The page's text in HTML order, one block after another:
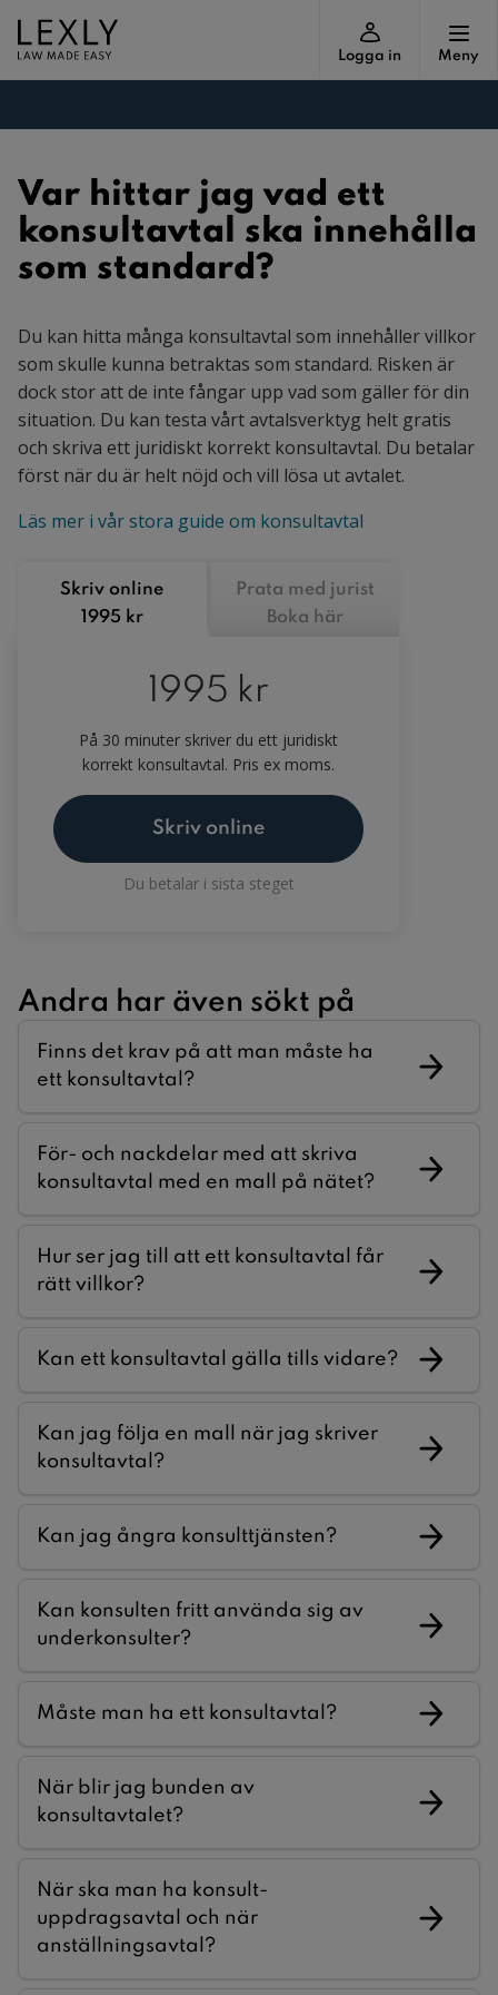
Logga in Meny
Var hittar jag vad ett
konsultavtal ska innehålla
som standard?
Du kan hitta många konsultavtal som innehåller villkor
som skulle kunna betraktas som standard. Risken är
dock stor att de inte fångar upp vad som gäller för din
situation. Du kan testa vårt avtalsverktyg helt gratis
och skriva ett juridiskt korrekt konsultavtal. Du betalar
först när du är helt nöjd och vill lösa ut avtalet.
Läs mer i vår stora guide om konsultavtal
Skriv online
1995 kr
Prata med jurist
Boka här
1995 kr
På 30 minuter skriver du ett juridiskt
korrekt konsultavtal. Pris ex moms.
Skriv online
Du betalar i sista steget
Andra har även sökt på
Finns det krav på att man måste ha
ett konsultavtal?
För- och nackdelar med att skriva
konsultavtal med en mall på nätet?
Hur ser jag till att ett konsultavtal får
rätt villkor?
Kan ett konsultavtal gälla tills vidare?
Kan jag följa en mall när jag skriver
konsultavtal?
Kan jag ångra konsulttjänsten?
Kan konsulten fritt använda sig av
underkonsulter?
Måste man ha ett konsultavtal?
När blir jag bunden av
konsultavtalet?
När ska man ha konsult-
uppdragsavtal och när
anställningsavtal?